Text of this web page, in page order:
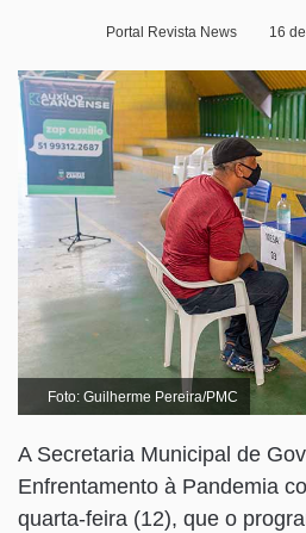
Portal Revista News 16
Foto: Guilherme Pereira/PMC
A Secretaria Municipal de
Enfrentamento à Pandemia
quarta-feira (12), que o